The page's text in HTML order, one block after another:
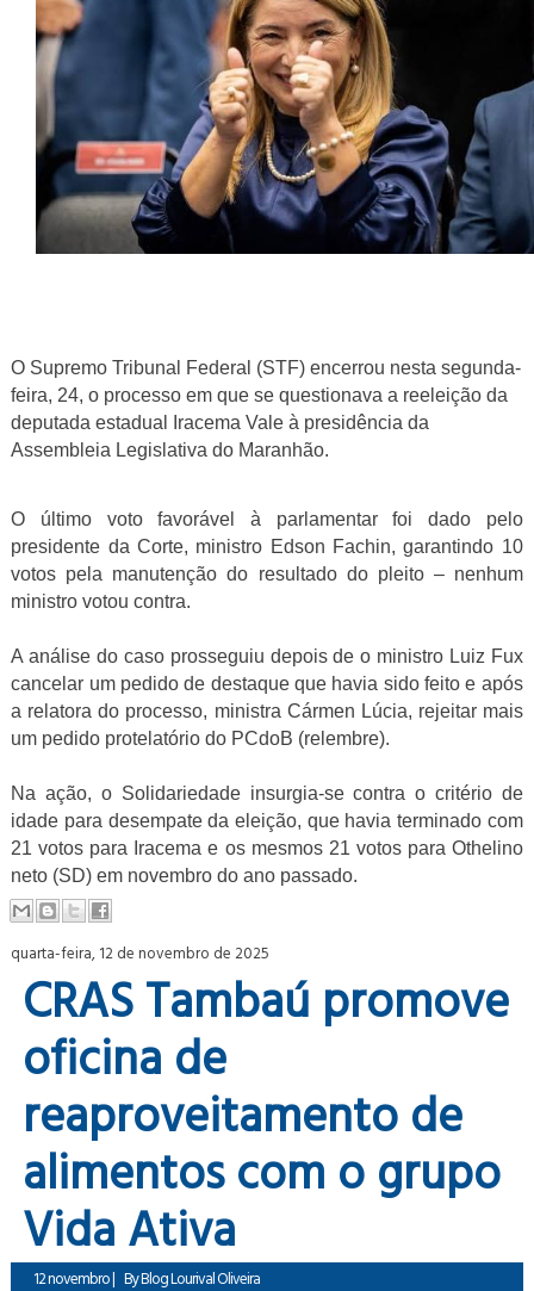
O Supremo Tribunal Federal (STF) encerrou nesta segunda-
feira, 24, o processo em que se questionava a reeleição da
deputada estadual Iracema Vale à presidência da
Assembleia Legislativa do Maranhão.
O último voto favorável à parlamentar foi dado pelo
presidente da Corte, ministro Edson Fachin, garantindo 10
votos pela manutenção do resultado do pleito – nenhum
ministro votou contra.
A análise do caso prosseguiu depois de o ministro Luiz Fux
cancelar um pedido de destaque que havia sido feito e após
a relatora do processo, ministra Cármen Lúcia, rejeitar mais
um pedido protelatório do PCdoB (relembre).
Na ação, o Solidariedade insurgia-se contra o critério de
idade para desempate da eleição, que havia terminado com
21 votos para Iracema e os mesmos 21 votos para Othelino
neto (SD) em novembro do ano passado.
quarta-feira, 12 de novembro de 2025
CRAS Tambaú promove
oficina de
reaproveitamento de
alimentos com o grupo
Vida Ativa
12 novembro| ByBlog Lourival Oliveira